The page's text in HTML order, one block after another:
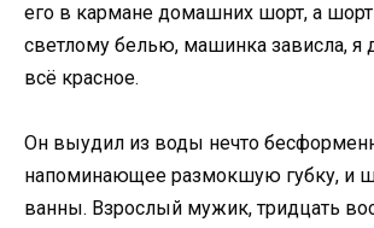
его в кармане домашних шорт, а
светлому белью, машинка зависла, я
всё красное.
Он выудил из воды нечто
напоминающее размокшую губку, и
ванны. Взрослый мужик, тридцать